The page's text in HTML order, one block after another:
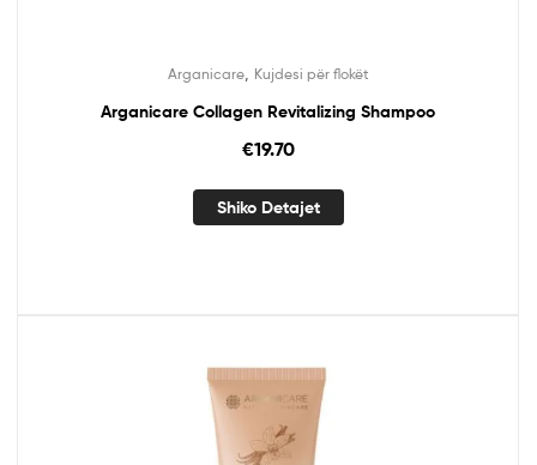
Arganicare, Kujdesi për flokët
Arganicare Collagen Revitalizing Shampoo
€19.70
Shiko Detajet